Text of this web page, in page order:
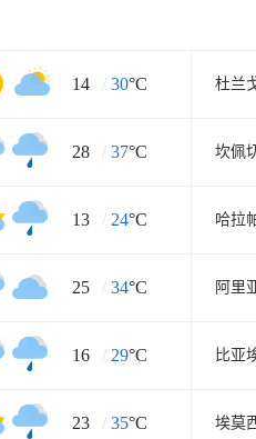
14 / 30°C 杜兰
28 / 37°C 坎佩
13 / 24°C 哈拉
25 / 34°C 阿里
16 / 29°C 比亚
23 / 35°C 埃莫